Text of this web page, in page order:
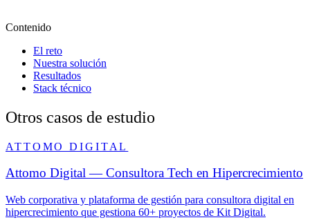
Contenido
El reto
Nuestra solución
Resultados
Stack técnico
Otros casos de estudio
ATTOMO DIGITAL
Attomo Digital — Consultora Tech en Hipercrecimiento
Web corporativa y plataforma de gestión para consultora digital en
hipercrecimiento que gestiona 60+ proyectos de Kit Digital.